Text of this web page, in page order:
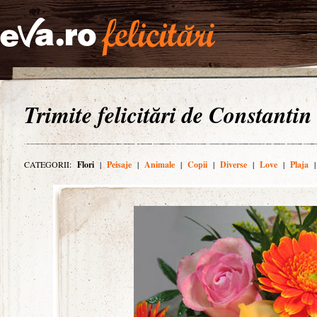
Trimite felicitări de
CATEGORII: Flori | Peisaje | Animale | Copii | Diverse | Love | Plaja |